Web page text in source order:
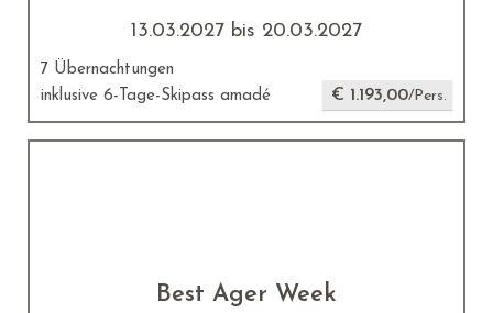
13.03.2027 bis 20.03.2027
7 Übernachtungen
inklusive 6-Tage-Skipass amadé
€ 1.193,00/Pers.
Best Ager Week